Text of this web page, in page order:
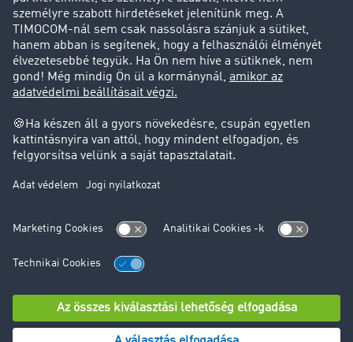
Ügyfél hoz ügyfelet
Jogi információk
Impresszum
Adatvédelem
süti-beállítások
Támogatás